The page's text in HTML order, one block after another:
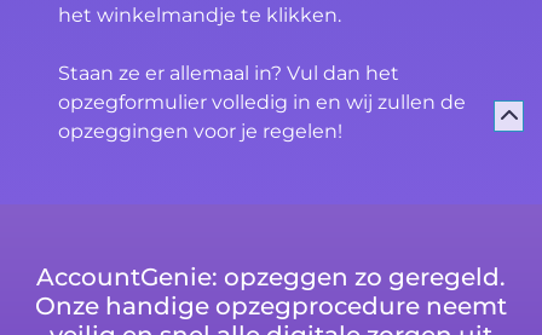
het winkelmandje te klikken.
Staan ze er allemaal in? Vul dan het
opzegformulier volledig in en wij zullen de
opzeggingen voor je regelen!
AccountGenie: opzeggen zo geregeld.
Onze handige opzegprocedure neemt